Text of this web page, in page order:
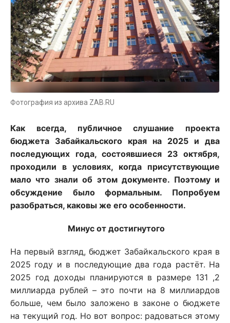
Фотография из архива ZAB.RU
Как всегда, публичное слушание проекта
бюджета Забайкальского края на 2025 и два
последующих года, состоявшиеся 23 октября,
проходили в условиях, когда присутствующие
мало что знали об этом документе. Поэтому и
обсуждение было формальным. Попробуем
разобраться, каковы же его особенности.
Минус от достигнутого
На первый взгляд, бюджет Забайкальского края в
2025 году и в последующие два года растёт. На
2025 год доходы планируются в размере 131 ,2
миллиарда рублей – это почти на 8 миллиардов
больше, чем было заложено в законе о бюджете
на текущий год. Но вот вопрос: радоваться этому